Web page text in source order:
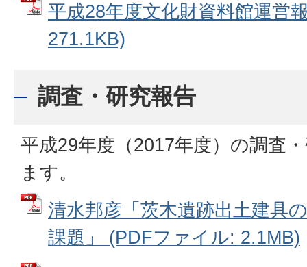
平成28年度文化財資料館運営
271.1KB)
調査・研究報告
平成29年度（2017年度）の調査
ます。
清水邦彦「茨木遺跡出土建具
課題」 (PDFファイル: 2.1MB)